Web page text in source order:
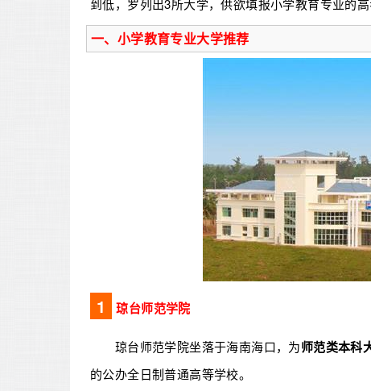
到低，罗列出3所大学，供欲填报小学教育专业的
一、小学教育专业大学推荐
1 琼台师范学院
琼台师范学院坐落于海南海口，为师范类本科
的公办全日制普通高等学校。